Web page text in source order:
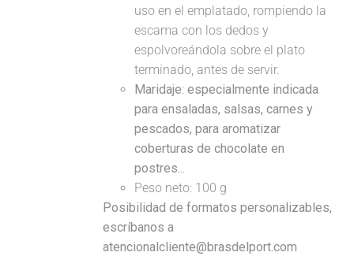
uso en el emplatado, rompiendo la
escama con los dedos y
espolvoreándola sobre el plato
terminado, antes de servir.
Maridaje: especialmente indicada
para ensaladas, salsas, carnes y
pescados, para aromatizar
coberturas de chocolate en
postres...
Peso neto: 100 g
Posibilidad de formatos personalizables,
escríbanos a
atencionalcliente@brasdelport.com